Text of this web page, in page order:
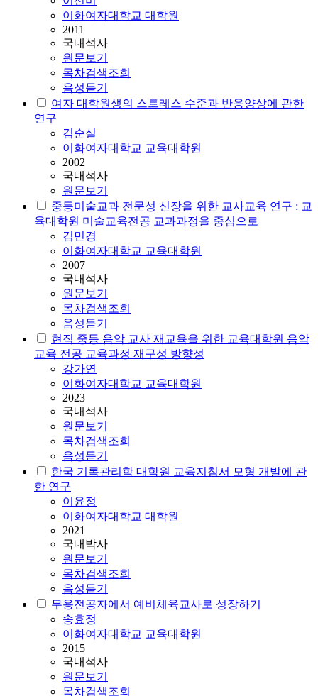
이화여자대학교 대학원
2011
국내석사
원문보기
목차검색조회
음성듣기
여자 대학원생의 스트레스 수준과 반응양상에 관한
연구
김순실
이화여자대학교 교육대학원
2002
국내석사
원문보기
중등미술교과 전문성 신장을 위한 교사교육 연구 : 교
육대학원 미술교육전공 교과과정을 중심으로
김민경
이화여자대학교 교육대학원
2007
국내석사
원문보기
목차검색조회
음성듣기
현직 중등 음악 교사 재교육을 위한 교육대학원 음악
교육 전공 교육과정 재구성 방향성
강가연
이화여자대학교 교육대학원
2023
국내석사
원문보기
목차검색조회
음성듣기
한국 기록관리학 대학원 교육지침서 모형 개발에 관
한 연구
이윤정
이화여자대학교 대학원
2021
국내박사
원문보기
목차검색조회
음성듣기
무용전공자에서 예비체육교사로 성장하기
송효정
이화여자대학교 교육대학원
2015
국내석사
원문보기
목차검색조회